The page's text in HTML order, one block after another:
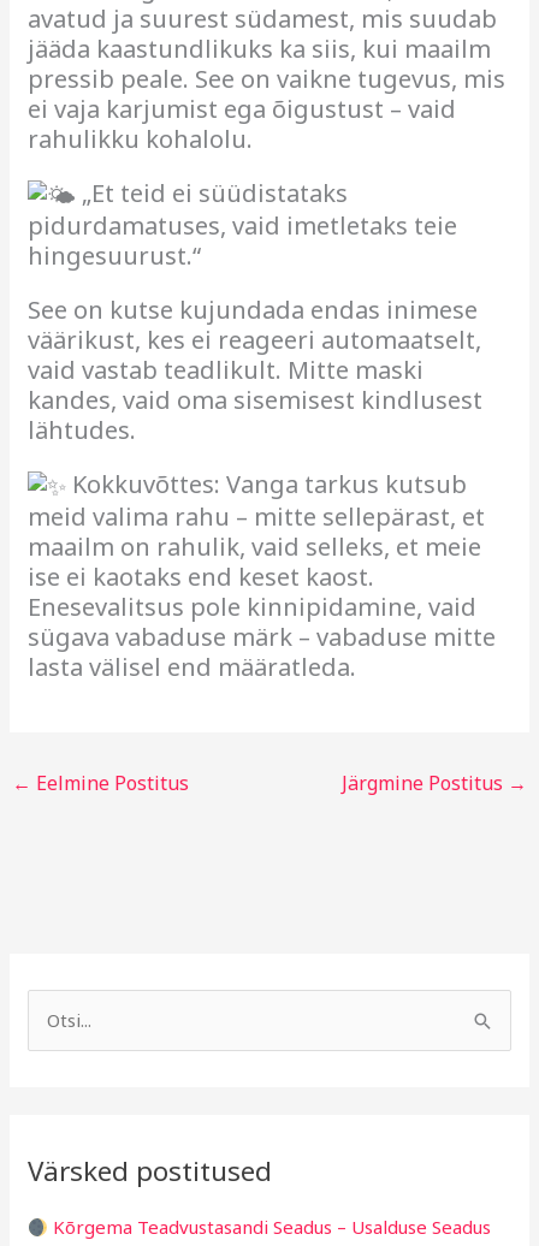
avatud ja suurest südamest, mis suudab
jääda kaastundlikuks ka siis, kui maailm
pressib peale. See on vaikne tugevus, mis
ei vaja karjumist ega õigustust – vaid
rahulikku kohalolu.
„Et teid ei süüdistataks
pidurdamatuses, vaid imetletaks teie
hingesuurust.“
See on kutse kujundada endas inimese
väärikust, kes ei reageeri automaatselt,
vaid vastab teadlikult. Mitte maski
kandes, vaid oma sisemisest kindlusest
lähtudes.
Kokkuvõttes: Vanga tarkus kutsub
meid valima rahu – mitte sellepärast, et
maailm on rahulik, vaid selleks, et meie
ise ei kaotaks end keset kaost.
Enesevalitsus pole kinnipidamine, vaid
sügava vabaduse märk – vabaduse mitte
lasta välisel end määratleda.
← Eelmine Postitus Järgmine Postitus →
c
Värsked postitused
Kõrgema Teadvustasandi Seadus – Usalduse Seadus
g
i